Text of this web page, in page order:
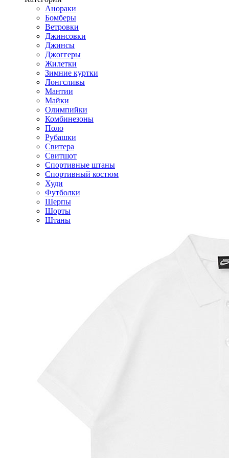
Анораки
Бомберы
Ветровки
Джинсовки
Джинсы
Джоггеры
Жилетки
Зимние куртки
Лонгсливы
Мантии
Майки
Олимпийки
Комбинезоны
Поло
Рубашки
Свитера
Свитшот
Спортивные штаны
Спортивный костюм
Худи
Футболки
Шерпы
Шорты
Штаны